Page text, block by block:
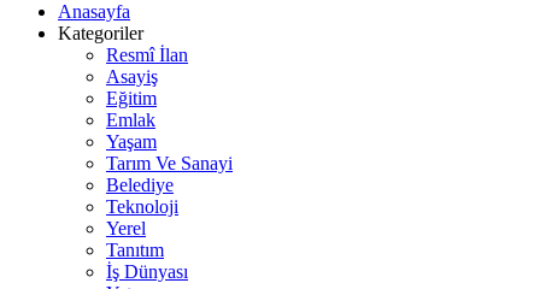
Anasayfa
Kategoriler
Resmî İlan
Asayiş
Eğitim
Emlak
Yaşam
Tarım Ve Sanayi
Belediye
Teknoloji
Yerel
Tanıtım
İş Dünyası